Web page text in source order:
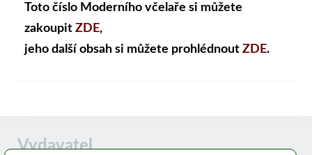
Toto číslo Moderního včelaře si můžete
zakoupit ZDE,
jeho další obsah si můžete prohlédnout ZDE.
Vydavatel